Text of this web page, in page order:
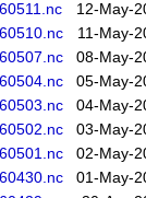
12-May-
11-May-
08-May-
05-May-
04-May-
03-May-
02-May-
01-May-